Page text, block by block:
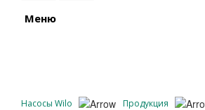
Меню
Насосы Wilo Продукция